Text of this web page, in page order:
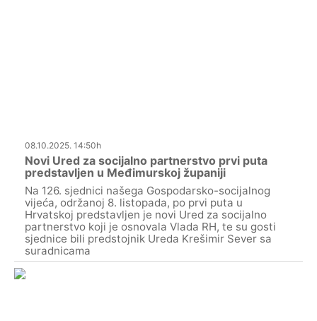
08.10.2025. 14:50h
Novi Ured za socijalno partnerstvo prvi puta
predstavljen u Međimurskoj županiji
Na 126. sjednici našega Gospodarsko-socijalnog
vijeća, održanoj 8. listopada, po prvi puta u
Hrvatskoj predstavljen je novi Ured za socijalno
partnerstvo koji je osnovala Vlada RH, te su gosti
sjednice bili predstojnik Ureda Krešimir Sever sa
suradnicama